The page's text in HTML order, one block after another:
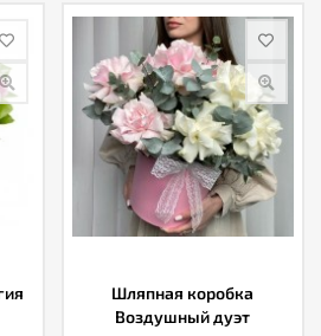
Шляпная коробка
Воздушный дуэт